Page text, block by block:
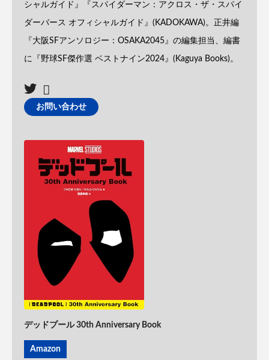
シャルガイド』『スパイダーマン：アクロス・ザ・スパイ
ダーバース オフィシャルガイド』(KADOKAWA)。正井編
『大阪SFアンソロジー：OSAKA2045』の編集担当、編書
に『野球SF傑作選 ベストナイン2024』(Kaguya Books)。
お問い合わせ
デッドプール 30th Anniversary Book
Amazon